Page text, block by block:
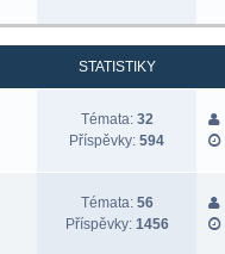
STATISTIKY
Témata: 32
Příspěvky: 594
Témata: 56
Příspěvky: 1456